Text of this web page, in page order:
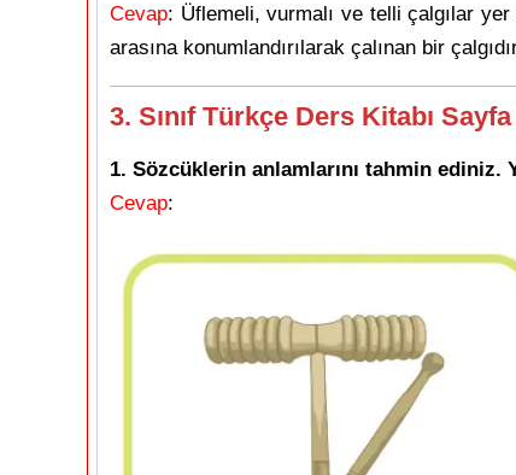
Cevap: Üflemeli, vurmalı ve telli çalgılar
arasına konumlandırılarak çalınan bir
3. Sınıf Türkçe Ders Kitabı
1. Sözcüklerin anlamlarını tahmin
Cevap: